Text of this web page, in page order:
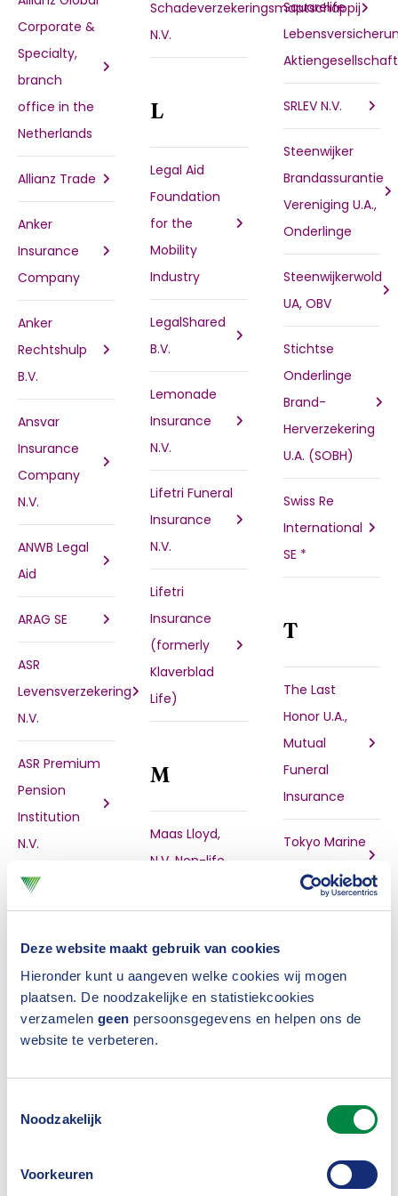
Deze website maakt gebruik van cookies
Hieronder kunt u aangeven welke cookies wij mogen
plaatsen. De noodzakelijke en statistiekcookies
verzamelen geen persoonsgegevens en helpen ons de
website te verbeteren.
Noodzakelijk
Voorkeuren
Corporate &
Specialty,
branch
office in the
Netherlands
Allianz Trade
Anker
Insurance
Company
Anker
Rechtshulp
B.V.
Ansvar
Insurance
Company
N.V.
ANWB Legal
Aid
ARAG SE
ASR
Levensverzekering
N.V.
ASR Premium
Pension
Institution
N.V.
ASR
Schadeverzekering
N.V.
Atradius
Crédito y
Caución S.A.
Mutual WA
Schadeverzekeringsmaatschappij
N.V.
L
Legal Aid
Foundation
for the
Mobility
Industry
LegalShared
B.V.
Lemonade
Insurance
N.V.
Lifetri Funeral
Insurance
N.V.
Lifetri
Insurance
(formerly
Klaverblad
Life)
M
Maas Lloyd,
N.V. Non-life
company
Markel
Insurance SE
MediRisk B.A.,
Squarelife
Aktiengesellschaft
SRLEV N.V.
Steenwijker
Brandassurantie
Vereniging U.A.,
Onderlinge
Steenwijkerwold
UA, OBV
Stichtse
Onderlinge
Brand-
Herverzekering
U.A. (SOBH)
Swiss Re
International
SE *
T
The Last
Honor U.A.,
Mutual
Funeral
Insurance
Tokyo Marine
Tulip Assist
Limited
TVM
TVM Legal Aid
Twente